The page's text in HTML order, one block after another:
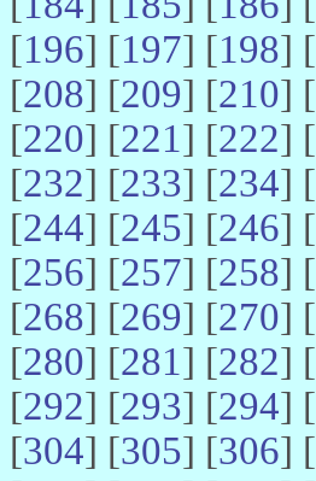
[196] [197] [198] [
[208] [209] [210] [
[220] [221] [222] [
[232] [233] [234] [
[244] [245] [246] [
[256] [257] [258] [
[268] [269] [270] [
[280] [281] [282] [
[292] [293] [294] [
[304] [305] [306] [